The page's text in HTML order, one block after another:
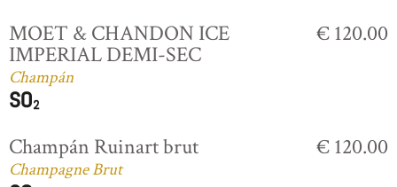
MOET & CHANDON ICE
IMPERIAL DEMI-SEC
Champán
€ 120.00
Champán Ruinart brut
Champagne Brut
€ 120.00